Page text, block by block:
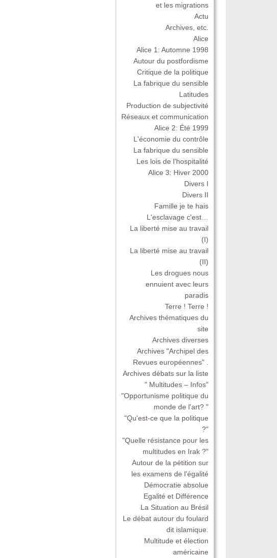
et les migrations
Actu
Archives, etc.
Alice
Alice 1: Automne 1998
Autour du postfordisme
Critique de la politique
La fabrique du sensible
Latitudes
Production de subjectivité
Réseaux et communication
Alice 2: Été 1999
L'économie du contrôle
La fabrique du sensible
Les lois de l'hospitalité
Alice 3: Hiver 2000
Divers I
Divers II
Famille je te hais
L'esclavage c'est…
La liberté mise au travail
(I)
La liberté mise au travail
(II)
Les drogues nous
ennuient avec leurs
paradis
Terre ! Terre !
Archives thématiques du
site
Archives diverses
Archives "Archipel des
Revues européennes" .
Archives débats sur la liste
" Multitudes – Infos"
"Opportunisme politique du
monde de l'art? "
"Qu'est-ce que la politique
?"
"Quelle résistance pour les
multitudes en Irak ?"
Autour de la pétition sur
les examens de l'égalité
Démocratie absolue
Egalité et Différence
La Situation au Brésil
Le débat autour du foulard
dit islamique.
Multitude et élection
américaine